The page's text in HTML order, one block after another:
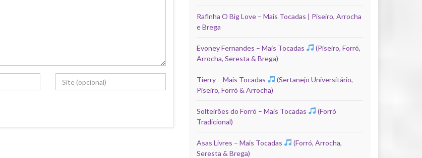
Rafinha O Big Love – Mais Tocadas | Piseiro, Arrocha
e Brega
Evoney Fernandes – Mais Tocadas
(Piseiro, Forró,
Arrocha, Seresta & Brega)
Tierry – Mais Tocadas
(Sertanejo Universitário,
Piseiro, Forró & Arrocha)
Solteirões do Forró – Mais Tocadas
(Forró
Tradicional)
Asas Livres – Mais Tocadas
(Forró, Arrocha,
Seresta & Brega)